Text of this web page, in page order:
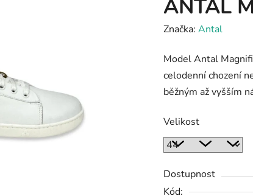
ANTAL
Značka: Antal
Model Antal
celodenní chození
běžným až vyšším
Velikost
Dostupnost
Kód: